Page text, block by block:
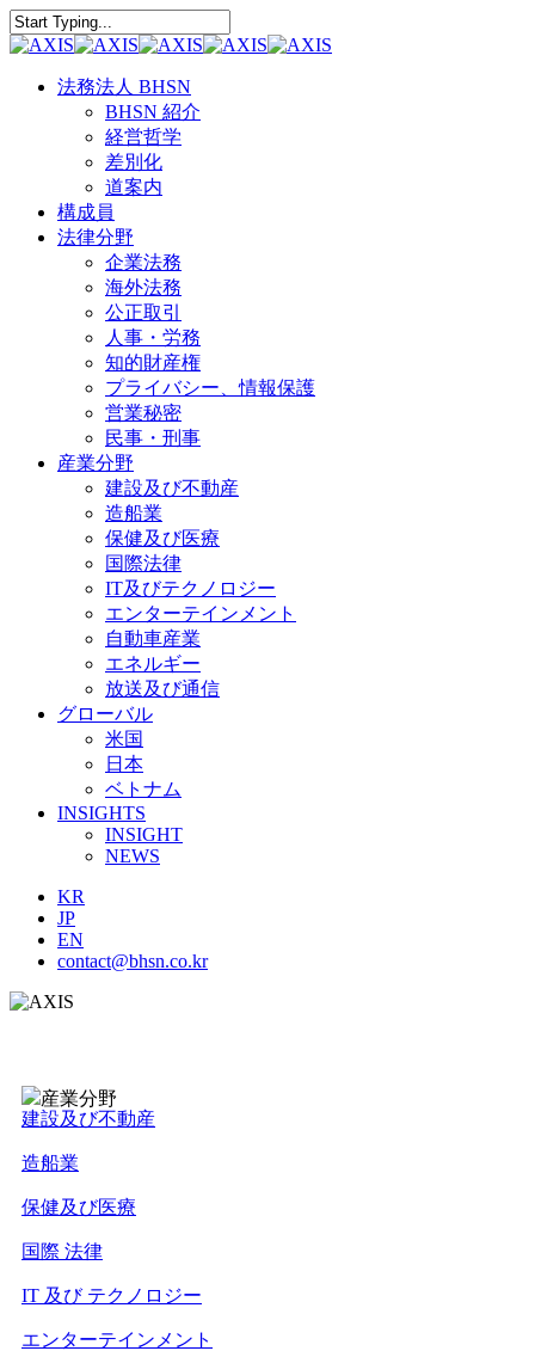
Skip
to
content
Close
Menu
法務法人 BHSN
BHSN 紹介
経営哲学
差別化
道案内
構成員
法律分野
企業法務
海外法務
公正取引
人事・労務
知的財産権
プライバシー、情報保護
営業秘密
民事・刑事
産業分野
建設及び不動産
造船業
保健及び医療
国際法律
IT及びテクノロジー
エンターテインメント
自動車産業
エネルギー
放送及び通信
グローバル
米国
日本
ベトナム
INSIGHTS
INSIGHT
NEWS
KR
JP
EN
contact@bhsn.co.kr
産業分野
建設及び不動産
造船業
保健及び医療
国際 法律
IT 及び テクノロジー
エンターテインメント